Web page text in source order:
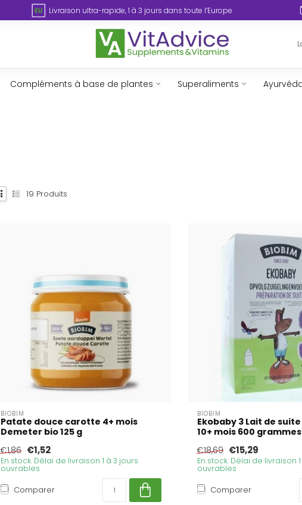
Livraison ultra-rapide, 1 à 3 jours dans toute l’Europe
Compléments à base de plantes Superaliments
19 Produits
BIOBIM
Patate douce carotte 4+ mois
Demeter bio 125 g
€1,86 €1,52
En stock. Délai de livraison 1 à 3 jours
ouvrables
Comparer
BIOBIM
Ekobaby 3 Lait de
10+ mois 600 grammes
€18,69 €15,29
En stock. Délai de livraison
ouvrables
Comparer